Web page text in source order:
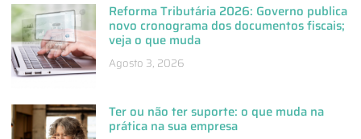
Reforma Tributária 2026: Governo publica
novo cronograma dos documentos fiscais;
veja o que muda
Agosto 3, 2026
Ter ou não ter suporte: o que muda na
prática na sua empresa